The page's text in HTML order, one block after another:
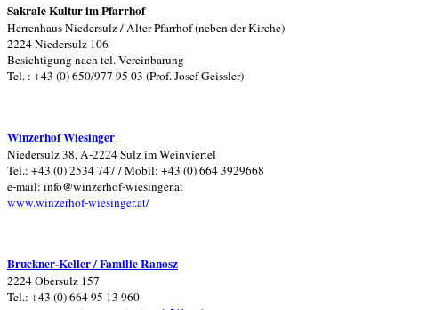
Sakrale Kultur im Pfarrhof
Herrenhaus Niedersulz / Alter Pfarrhof (neben der Kirche)
2224 Niedersulz 106
Besichtigung nach tel. Vereinbarung
Tel. : +43 (0) 650/977 95 03 (Prof. Josef Geissler)
Winzerhof Wiesinger
Niedersulz 38, A-2224 Sulz im Weinviertel
Tel.: +43 (0) 2534 747 /Mobil: +43 (0) 664 3929668
e-mail: info@winzerhof-wiesinger.at
www.winzerhof-wiesinger.at/
Bruckner-Keller / Familie Ranosz
2224 Obersulz 157
Tel.: +43 (0) 664 95 13 960